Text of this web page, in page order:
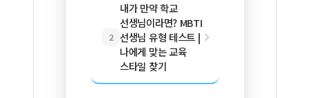
2
내가 만약 학교
선생님이라면? MBTI
선생님 유형 테스트 |
나에게 맞는 교육
스타일 찾기